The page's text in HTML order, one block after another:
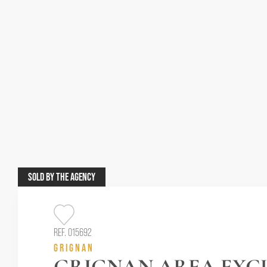
SOLDBY THE AGENCY
REF. 015692
GRIGNAN